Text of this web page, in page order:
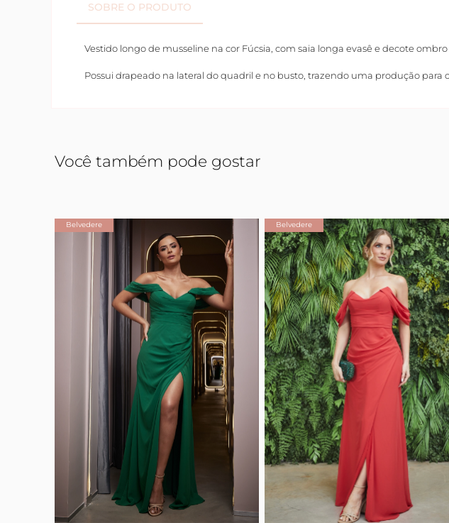
SOBRE O PRODUTO
Vestido longo de musseline na cor Fúcsia, com saia longa evasê e decote ombro
Possui drapeado na lateral do quadril e no busto, trazendo uma produção para
Você também pode gostar
Belvedere Belvedere